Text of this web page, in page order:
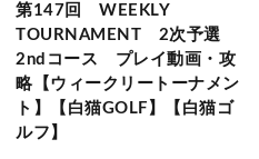
第147回 WEEKLY
TOURNAMENT 2次予選
2ndコース プレイ動画・攻
略【ウィークリートーナメン
ト】【白猫GOLF】【白猫ゴ
ルフ】